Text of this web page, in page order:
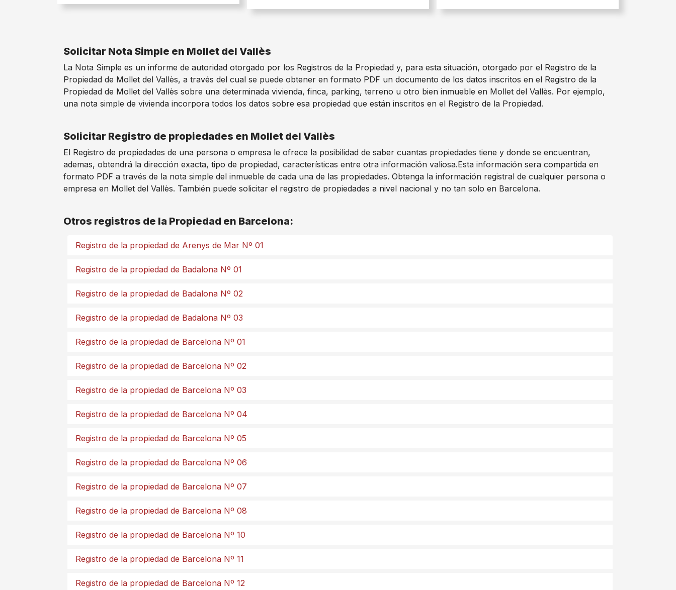
Solicitar Nota Simple en Mollet del Vallès
La Nota Simple es un informe de autoridad otorgado por los Registros de la Propiedad y, para esta situación, otorgado por el Registro de la
Propiedad de Mollet del Vallès, a través del cual se puede obtener en formato PDF un documento de los datos inscritos en el Registro de la
Propiedad de Mollet del Vallès sobre una determinada vivienda, finca, parking, terreno u otro bien inmueble en Mollet del Vallès. Por ejemplo,
una nota simple de vivienda incorpora todos los datos sobre esa propiedad que están inscritos en el Registro de la Propiedad.
Solicitar Registro de propiedades en Mollet del Vallès
El Registro de propiedades de una persona o empresa le ofrece la posibilidad de saber cuantas propiedades tiene y donde se encuentran,
ademas, obtendrá la dirección exacta, tipo de propiedad, características entre otra información valiosa.Esta información sera compartida en
formato PDF a través de la nota simple del inmueble de cada una de las propiedades. Obtenga la información registral de cualquier persona o
empresa en Mollet del Vallès. También puede solicitar el registro de propiedades a nivel nacional y no tan solo en Barcelona.
Otros registros de la Propiedad en Barcelona:
Registro de la propiedad de Arenys de Mar Nº 01
Registro de la propiedad de Badalona Nº 01
Registro de la propiedad de Badalona Nº 02
Registro de la propiedad de Badalona Nº 03
Registro de la propiedad de Barcelona Nº 01
Registro de la propiedad de Barcelona Nº 02
Registro de la propiedad de Barcelona Nº 03
Registro de la propiedad de Barcelona Nº 04
Registro de la propiedad de Barcelona Nº 05
Registro de la propiedad de Barcelona Nº 06
Registro de la propiedad de Barcelona Nº 07
Registro de la propiedad de Barcelona Nº 08
Registro de la propiedad de Barcelona Nº 10
Registro de la propiedad de Barcelona Nº 11
Registro de la propiedad de Barcelona Nº 12